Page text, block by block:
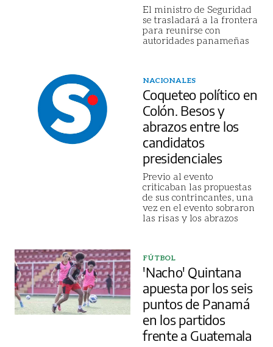
El ministro de Seguridad
se trasladará a la frontera
para reunirse con
autoridades panameñas
NACIONALES
Coqueteo político en
Colón. Besos y
abrazos entre los
candidatos
presidenciales
Previo al evento
criticaban las propuestas
de sus contrincantes, una
vez en el evento sobraron
las risas y los abrazos
FÚTBOL
'Nacho' Quintana
apuesta por los seis
puntos de Panamá
en los partidos
frente a Guatemala